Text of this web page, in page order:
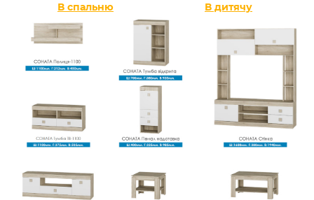
В спальню В дитячу